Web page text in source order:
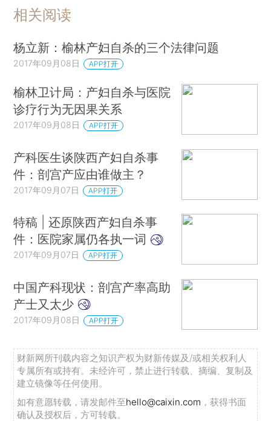
相关阅读
杨立新：榆林产妇自杀的三个法律问题
2017年09月08日 APP打开
榆林卫计局：产妇自杀与医院
诊疗行为无因果关系
2017年09月08日 APP打开
产科医生谈陕西产妇自杀事
件：剖宫产应由谁做主？
2017年09月07日 APP打开
特稿 | 还原陕西产妇自杀事
件：医院家属仍各执一词
2017年09月07日 APP打开
中国产科现状：剖宫产率高助
产士又太少
2017年09月08日 APP打开
财新网所刊载内容之知识产权为财新传媒及/或相关权利人
专属所有或持有。未经许可，禁止进行转载、摘编、复制及
建立镜像等任何使用。
如有意愿转载，请发邮件至hello@caixin.com ，获得书面
确认及授权后，方可转载。